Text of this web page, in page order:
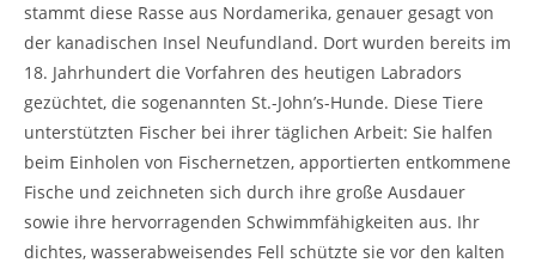
stammt diese Rasse aus Nordamerika, genauer gesagt von
der kanadischen Insel Neufundland. Dort wurden bereits im
18. Jahrhundert die Vorfahren des heutigen Labradors
gezüchtet, die sogenannten St.-John’s-Hunde. Diese Tiere
unterstützten Fischer bei ihrer täglichen Arbeit: Sie halfen
beim Einholen von Fischernetzen, apportierten entkommene
Fische und zeichneten sich durch ihre große Ausdauer
sowie ihre hervorragenden Schwimmfähigkeiten aus. Ihr
dichtes, wasserabweisendes Fell schützte sie vor den kalten